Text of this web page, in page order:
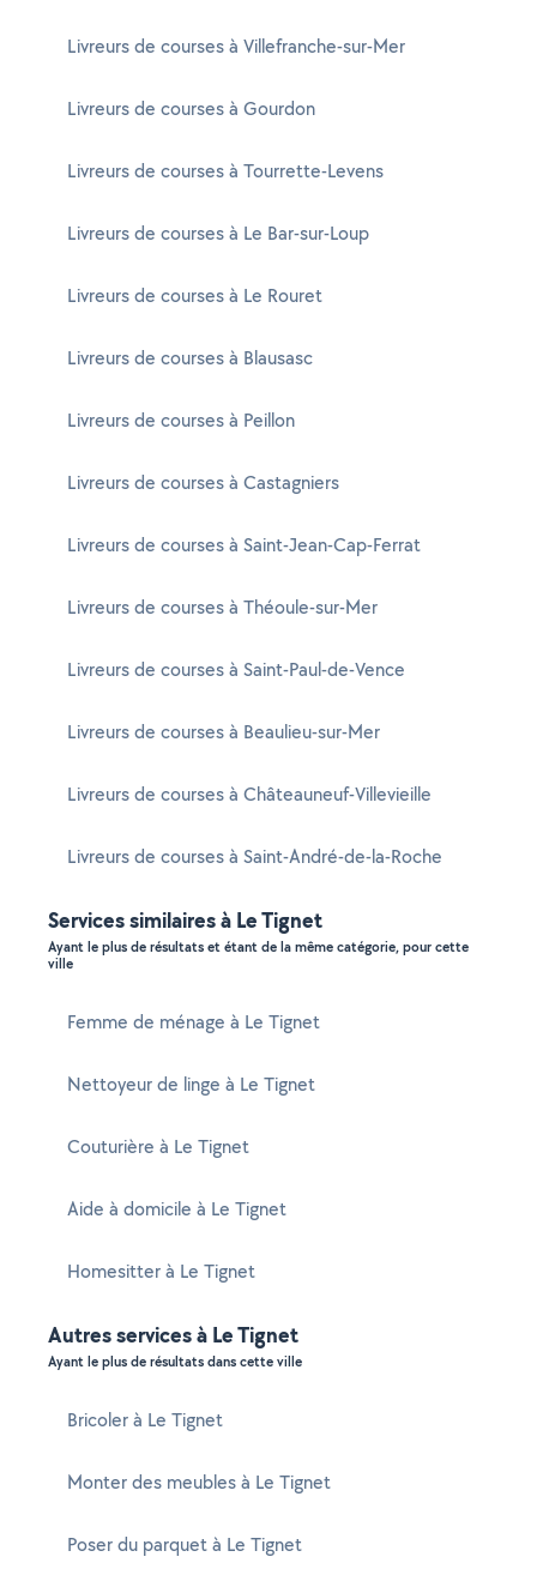
Livreurs de courses à Villefranche-sur-Mer
Livreurs de courses à Gourdon
Livreurs de courses à Tourrette-Levens
Livreurs de courses à Le Bar-sur-Loup
Livreurs de courses à Le Rouret
Livreurs de courses à Blausasc
Livreurs de courses à Peillon
Livreurs de courses à Castagniers
Livreurs de courses à Saint-Jean-Cap-Ferrat
Livreurs de courses à Théoule-sur-Mer
Livreurs de courses à Saint-Paul-de-Vence
Livreurs de courses à Beaulieu-sur-Mer
Livreurs de courses à Châteauneuf-Villevieille
Livreurs de courses à Saint-André-de-la-Roche
Services similaires à Le Tignet
Ayant le plus de résultats et étant de la même catégorie, pour cette
ville
Femme de ménage à Le Tignet
Nettoyeur de linge à Le Tignet
Couturière à Le Tignet
Aide à domicile à Le Tignet
Homesitter à Le Tignet
Autres services à Le Tignet
Ayant le plus de résultats dans cette ville
Bricoler à Le Tignet
Monter des meubles à Le Tignet
Poser du parquet à Le Tignet